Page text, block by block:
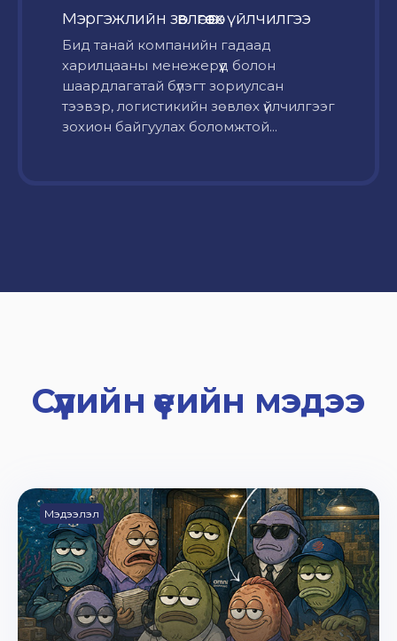
Мэргэжлийн зөвлөгөө өгөх үйлчилгээ
Бид танай компанийн гадаад
харилцааны менежерүүд болон
шаардлагатай бүлэгт зориулсан
тээвэр, логистикийн зөвлөх үйлчилгээг
зохион байгуулах боломжтой...
Сүүлийн үеийн мэдээ
Мэдээлэл